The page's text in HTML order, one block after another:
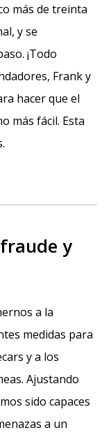
más de treinta
y se
¡Todo
Frank y
hacer que el
más fácil. Esta
y
a la
medidas para
y a los
Ajustando
sido capaces
a un